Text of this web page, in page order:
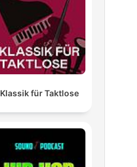
Klassik für Taktlose